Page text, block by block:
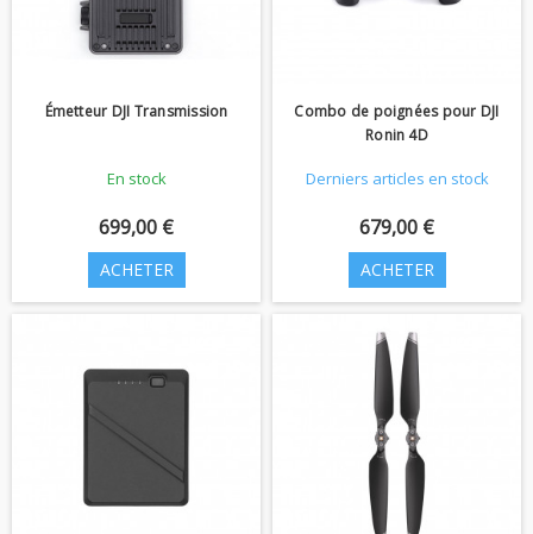
Émetteur DJI Transmission
En stock
699,00 €
ACHETER
Combo de poignées pour DJI
Ronin 4D
Derniers articles en stock
679,00 €
ACHETER